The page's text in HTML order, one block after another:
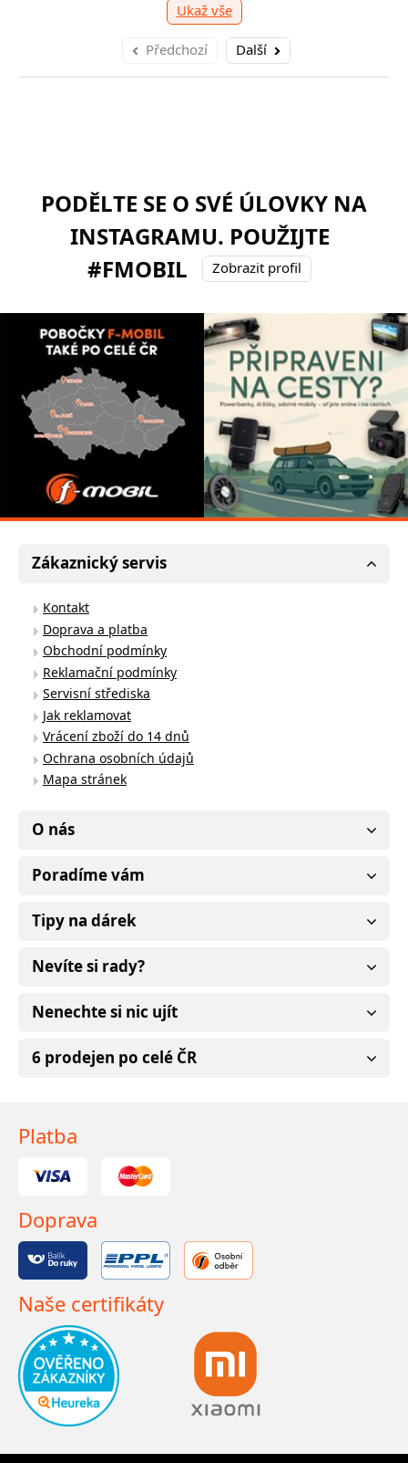
Ukaž vše
Předchozí Další
PODĚLTE SE O SVÉ ÚLOVKY NA
INSTAGRAMU. POUŽIJTE
#FMOBIL
Zobrazit profil
Zákaznický servis
Kontakt
Doprava a platba
Obchodní podmínky
Reklamační podmínky
Servisní střediska
Jak reklamovat
Vrácení zboží do 14 dnů
Ochrana osobních údajů
Mapa stránek
O nás
Poradíme vám
Tipy na dárek
Nevíte si rady?
Nenechte si nic ujít
6 prodejen po celé ČR
Platba
Doprava
Naše certifikáty